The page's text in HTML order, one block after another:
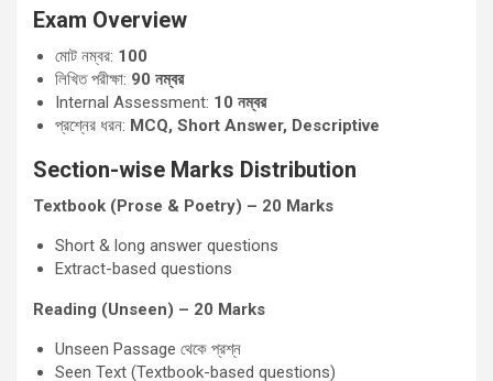
Exam Overview
মোট নম্বর: 100
লিখিত পরীক্ষা: 90 নম্বর
Internal Assessment: 10 নম্বর
প্রশ্নের ধরন: MCQ, Short Answer, Descriptive
Section-wise Marks Distribution
Textbook (Prose & Poetry) – 20 Marks
Short & long answer questions
Extract-based questions
Reading (Unseen) – 20 Marks
Unseen Passage থেকে প্রশ্ন
Seen Text (Textbook-based questions)